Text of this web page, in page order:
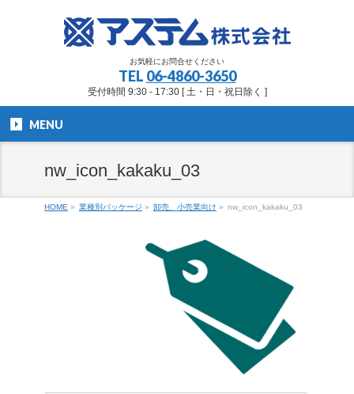
お気軽にお問合せください
TEL 06-4860-3650
受付時間 9:30 - 17:30 [ 土・日・祝日除く ]
MENU
nw_icon_kakaku_03
HOME » 業種別パッケージ » 卸売、小売業向け » nw_icon_kakaku_03